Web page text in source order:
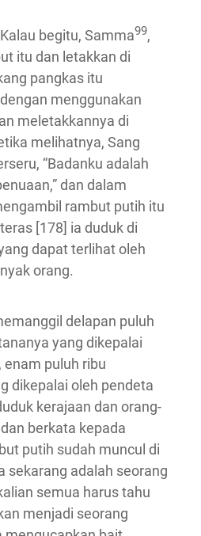
begitu, Samma99,
itu dan letakkan di
pangkas itu
menggunakan
meletakkannya di
melihatnya, Sang
“Badanku adalah
dan dalam
rambut putih itu
[178] ia duduk di
dapat terlihat oleh
orang.
delapan puluh
yang dikepalai
puluh ribu
dikepalai oleh pendeta
kerajaan dan orang-
berkata kepada
putih sudah muncul di
sekarang adalah seorang
semua harus tahu
menjadi seorang